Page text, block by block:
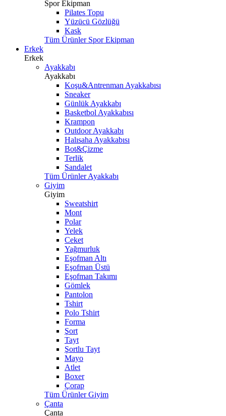
Spor Ekipman
Pilates Topu
Yüzücü Gözlüğü
Kask
Tüm Ürünler Spor Ekipman
Erkek
Erkek
Ayakkabı
Ayakkabı
Koşu&Antrenman Ayakkabısı
Sneaker
Günlük Ayakkabı
Basketbol Ayakkabısı
Krampon
Outdoor Ayakkabı
Halısaha Ayakkabısı
Bot&Çizme
Terlik
Sandalet
Tüm Ürünler Ayakkabı
Giyim
Giyim
Sweatshirt
Mont
Polar
Yelek
Ceket
Yağmurluk
Eşofman Altı
Eşofman Üstü
Eşofman Takımı
Gömlek
Pantolon
Tshirt
Polo Tshirt
Forma
Şort
Tayt
Şortlu Tayt
Mayo
Atlet
Boxer
Çorap
Tüm Ürünler Giyim
Çanta
Çanta